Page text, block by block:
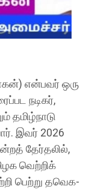
என்பவர் ஒரு
நடிகர்,
தமிழ்நாடு
இவர் 2026
தேர்தலில்,
வெற்றிக்
பெற்று தவெக-